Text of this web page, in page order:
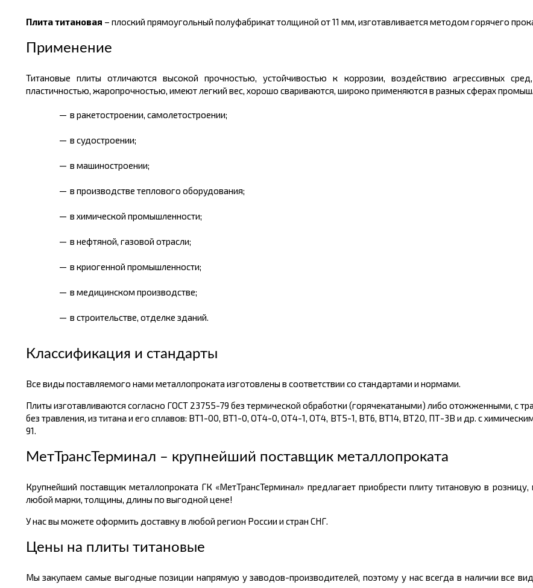
Плита титановая – плоский прямоугольный полуфабрикат толщиной от 11 мм, изготавливается методом горячего
Применение
Титановые плиты отличаются высокой прочностью, устойчивостью к коррозии, воздействию агрессивных
пластичностью, жаропрочностью, имеют легкий вес, хорошо свариваются, широко применяются в разных сферах
в ракетостроении, самолетостроении;
в судостроении;
в машиностроении;
в производстве теплового оборудования;
в химической промышленности;
в нефтяной, газовой отрасли;
в криогенной промышленности;
в медицинском производстве;
в строительстве, отделке зданий.
Классификация и стандарты
Все виды поставляемого нами металлопроката изготовлены в соответствии со стандартами и нормами.
Плиты изготавливаются согласно ГОСТ 23755-79 без термической обработки (горячекатаными) либо отожженными, с
без травления, из титана и его сплавов: ВТ1-00, ВТ1-0, ОТ4-0, ОТ4-1, ОТ4, ВТ5-1, ВТ6, ВТ14, ВТ20, ПТ-3В и др. с
91.
МетТрансТерминал – крупнейший поставщик металлопроката
Крупнейший поставщик металлопроката ГК «МетТрансТерминал» предлагает приобрести плиту титановую в
любой марки, толщины, длины по выгодной цене!
У нас вы можете оформить доставку в любой регион России и стран СНГ.
Цены на плиты титановые
Мы закупаем самые выгодные позиции напрямую у заводов-производителей, поэтому у нас всегда в наличии все